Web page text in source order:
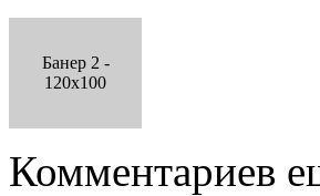
Банер 2 -
120x100
Комментариев